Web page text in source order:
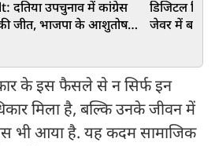
उपचुनाव में कांग्रेस
की जीत, भाजपा के आशुतोष
डिजिटल
जेवर में बनेगा
के इस फैसले से न सिर्फ इन
मिला है, बल्कि उनके जीवन में
भी आया है. यह कदम सामाजिक